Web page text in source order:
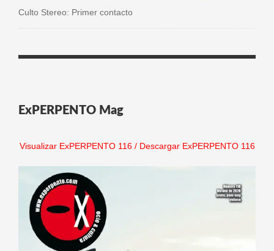
Culto Stereo: Primer contacto
ExPERPENTO Mag
Visualizar ExPERPENTO 116/ Descargar ExPERPENTO 116